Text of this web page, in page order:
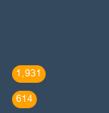
1٬931
614